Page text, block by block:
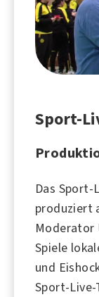
Sport-
Das Sport-
produziert
Moderator
Spiele
und
Sport-